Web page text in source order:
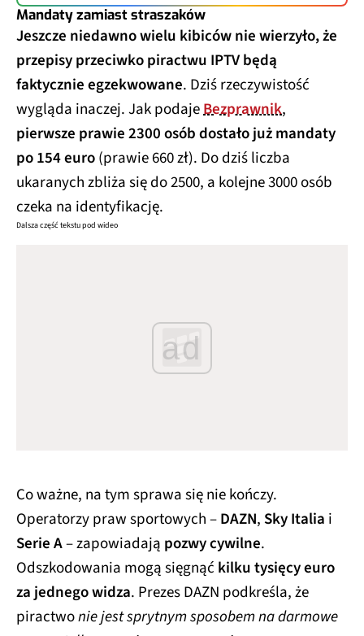
Mandaty zamiast straszaków
Jeszcze niedawno wielu kibiców nie wierzyło, że
przepisy przeciwko piractwu IPTV będą
faktycznie egzekwowane. Dziś rzeczywistość
wygląda inaczej. Jak podajeBezprawnik,
pierwsze prawie 2300 osób dostało już mandaty
po 154 euro(prawie 660 zł). Do dziś liczba
ukaranych zbliża się do 2500, a kolejne 3000 osób
czeka na identyfikację.
Dalsza część tekstu pod wideo
ad
Co ważne, na tym sprawa się nie kończy.
Operatorzy praw sportowych –DAZN, Sky Italia i
Serie A– zapowiadają pozwy cywilne.
Odszkodowania mogą sięgnąć kilku tysięcy euro
za jednego widza. Prezes DAZN podkreśla, że
piractwonie jest sprytnym sposobem na darmowe